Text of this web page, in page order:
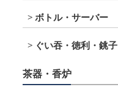
ボトル・サーバー
ぐい吞・徳利・銚子
茶器・香炉